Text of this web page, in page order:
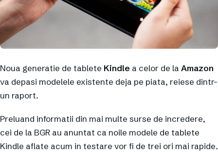
Noua generatie de tablete Kindle a celor de la Amazon
va depasi modelele existente deja pe piata, reiese dintr-
un raport.
Preluand informatii din mai multe surse de incredere,
cei de la BGR au anuntat ca noile modele de tablete
Kindle aflate acum in testare vor fi de trei ori mai rapide.